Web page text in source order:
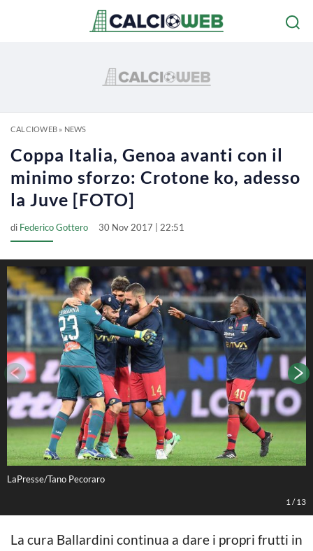
CALCIOWEB» NEWS
Coppa Italia, Genoa avanti con il
minimo sforzo: Crotone ko, adesso
la Juve [FOTO]
di Federico Gottero 30 Nov 2017 | 22:51
LaPresse/Tano Pecoraro
1 /13
La cura Ballardini continua a dare i propri frutti in